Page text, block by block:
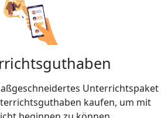
Unterrichtspaket
kaufen, um mit